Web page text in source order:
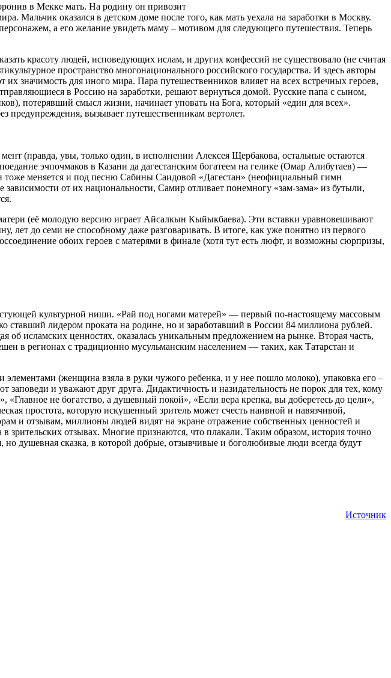
в Мекке мать. На родину он привозит
Мальчик оказался в детском доме после того, как мать уехала на заработки в Москву.
а его желание увидеть маму – мотивом для следующего путешествия. Теперь
красоту людей, исповедующих ислам, и других конфессий не существовало (не считая
пространство многонационального российского государства. И здесь авторы
значимость для иного мира. Пара путешественников влияет на всех встречных героев,
в Россию на заработки, решают вернуться домой. Русские папа с сыном,
потерявший смысл жизни, начинает уповать на Бога, который «един для всех».
предупреждения, вызывает путешественникам вертолет.
(правда, увы, только один, в исполнении Алексея Щербакова, остальные остаются
эчпочмаков в Казани да дагестанским богатеем на гелике (Омар Алибутаев) —
тоже меняется и под песню Сабины Саидовой «Дагестан» (неофициальный гимн
от их национальности, Самир отливает понемногу «зам-зама» из бутыли,
(её молодую версию играет Айсалкын Кыйыкбаева). Эти вставки уравновешивают
до семи не способному даже разговаривать. В итоге, как уже понятно из первого
обоих героев с матерями в финале (хотя тут есть люфт, и возможны сюрпризы,
культурной ниши. «Рай под ногами матерей» — первый по-настоящему массовым
ставший лидером проката на родине, но и заработавший в России 84 миллиона рублей.
исламских ценностях, оказалась уникальным предложением на рынке. Вторая часть,
в регионах с традиционно мусульманским населением — таких, как Татарстан и
(женщина взяла в руки чужого ребенка, и у нее пошло молоко), упаковка его –
и уважают друг друга. Дидактичность и назидательность не порок для тех, кому
не богатство, а душевный покой», «Если вера крепка, вы доберетесь до цели»,
простота, которую искушенный зритель может счесть наивной и навязчивой,
и отзывам, миллионы людей видят на экране отражение собственных ценностей и
отзывах. Многие признаются, что плакали. Таким образом, история точно
но душевная сказка, в которой добрые, отзывчивые и боголюбивые люди всегда будут
Источник